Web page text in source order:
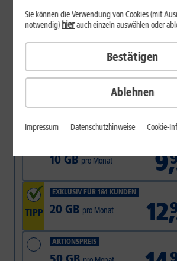
1&1 All-Net-Flat
Passgenaue GB pro Monat
10 GBpro Monat 9,
EXKLUSIV FÜR 1&1 KUNDEN
20 GB pro Monat
TIPP 12,
AKTIONSPREIS
Ablehnen
Sie können die Verwendung von Cookies (mit
notwendig)hierauch einzeln auswählen oder
Bestätigen
Impressum Datenschutzhinweise Cookie-